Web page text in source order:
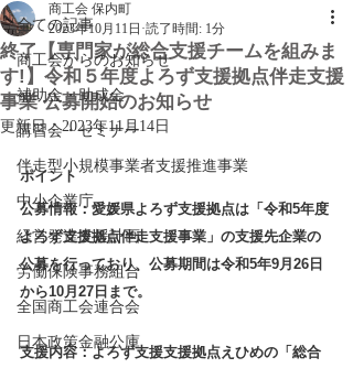
全ての記事
商工会からのお知らせ
補助金・助成金
講習会・セミナー
伴走型小規模事業者支援推進事業
中小企業庁
経営発達支援計画
労働保険事務組合
全国商工会連合会
日本政策金融公庫
終了【専門家が総合支援チームを組みま
す!】令和５年度よろず支援拠点伴走支援
事業 公募開始のお知らせ
商工会 保内町
2023年10月11日 読了時間: 1分
更新日：2023年11月14日
ポイント
公募情報：愛媛県よろず支援拠点は「令和5年度
よろず支援拠点伴走支援事業」の支援先企業の
公募を行っており、公募期間は令和5年9月26日
から10月27日まで。
支援内容：よろず支援支援拠点えひめの「総合